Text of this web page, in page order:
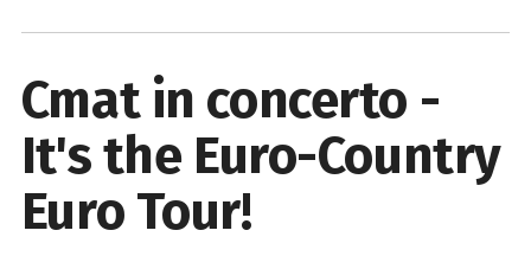
Cmat in concerto -
It's the Euro-Country
Euro Tour!